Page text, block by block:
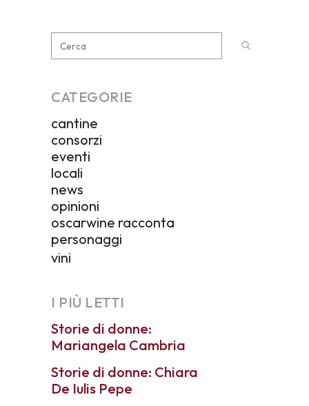
CATEGORIE
cantine
consorzi
eventi
locali
news
opinioni
oscarwine racconta
personaggi
vini
I PIÙ LETTI
Storie di donne:
Mariangela Cambria
Storie di donne: Chiara
De Iulis Pepe